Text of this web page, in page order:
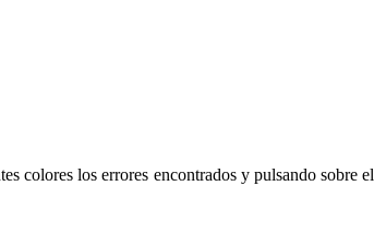
los errores encontrados y pulsando sobre